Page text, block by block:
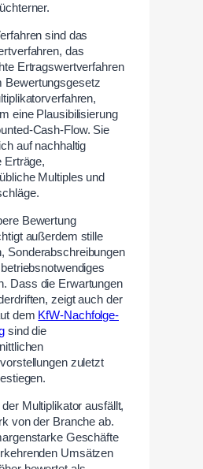
sind das
das
Ertragswertverfahren
Bewertungsgesetz
eine Plausibilisierung
Cash-Flow. Sie
auf nachhaltig
Erträge,
Multiples und
Bewertung
außerdem stille
Sonderabschreibungen
Dass die Erwartungen
zeigt auch der
dem KfW-Nachfolge-
sind die
zuletzt
Multiplikator ausfällt,
von der Branche ab.
Geschäfte
Umsätzen